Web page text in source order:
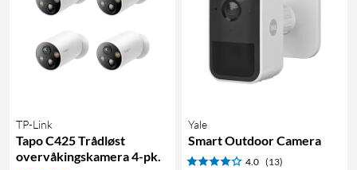
TP-Link
Tapo C425 Trådløst
overvåkingskamera 4-pk.
Yale
Smart Outdoor Camera
4.0 (13)